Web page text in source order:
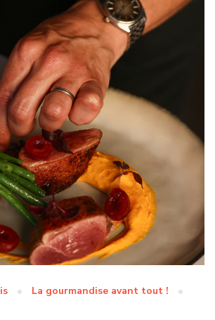
La gourmandise avant tout !